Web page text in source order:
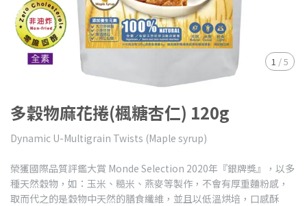
1 /5
多穀物麻花捲(楓糖杏仁) 120g
Dynamic U-Multigrain Twists (Maple syrup)
榮獲國際品質評鑑大賞 Monde Selection 2020年『銀牌獎』，以多
種天然穀物，如：玉米、糙米、燕麥等製作，不會有厚重麵粉感，
取而代之的是穀物中天然的膳食纖維，並且以低溫烘培，口感酥